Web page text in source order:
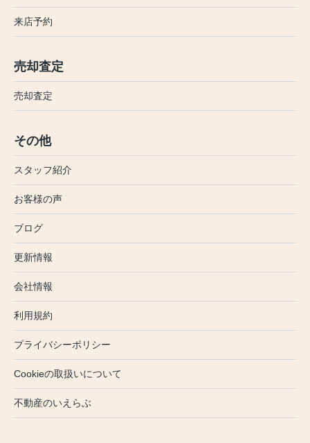
来店予約
売却査定
売却査定
その他
スタッフ紹介
お客様の声
ブログ
更新情報
会社情報
利用規約
プライバシーポリシー
Cookieの取扱いについて
不動産のいえらぶ